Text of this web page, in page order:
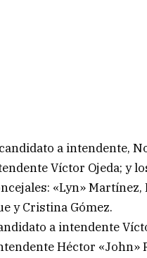
a intendente,
Víctor Ojeda; y
«Lyn» Martínez,
y Cristina Gómez.
a intendente
Héctor «John»